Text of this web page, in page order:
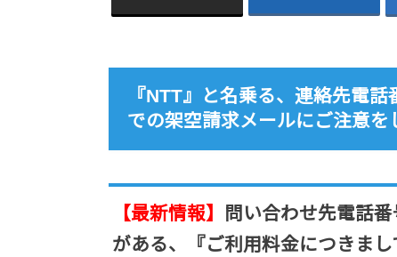
『NTT』と名乗る、連絡先電
での架空請求メールにご注意を
【最新情報】 問い合わせ先電話
がある、『ご利用料金につきまし